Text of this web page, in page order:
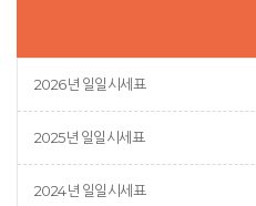
2026년 일일시세표
2025년 일일시세표
2024년 일일시세표